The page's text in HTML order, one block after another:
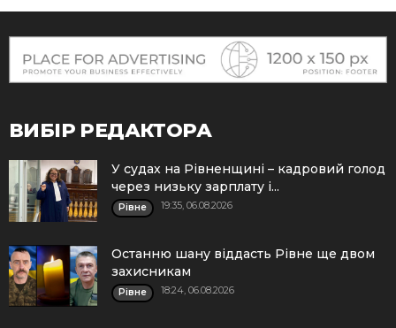
ВИБІР РЕДАКТОРА
У судах на Рівненщині – кадровий голод
через низьку зарплату і...
Рівне 19:35, 06.08.2026
Останню шану віддасть Рівне ще двом
захисникам
Рівне 18:24, 06.08.2026